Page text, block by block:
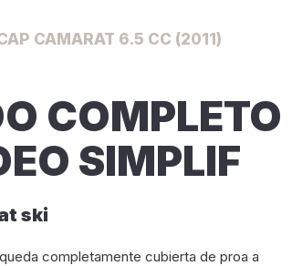
CAMARAT 6.5 CC (2011)
COMPLETO
SIMPLIF
ski
completamente cubierta de proa a